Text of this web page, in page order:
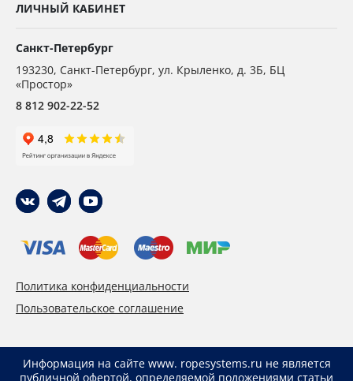
ЛИЧНЫЙ КАБИНЕТ
Санкт-Петербург
193230, Санкт-Петербург, ул. Крыленко, д. 3Б, БЦ
«Простор»
8 812 902-22-52
Политика конфиденциальности
Пользовательское соглашение
Информация на сайте www. ropesystems.ru не является
публичной офертой, определяемой положениями статьи